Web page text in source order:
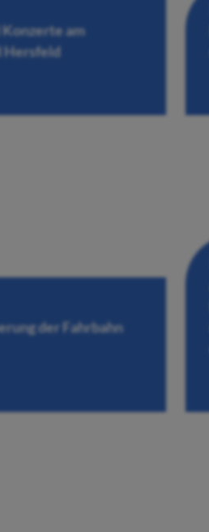
am
Hersfeld
der Fahrbahn